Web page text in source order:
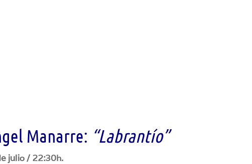
Manarre: “Labrantío”
julio / 22:30h.